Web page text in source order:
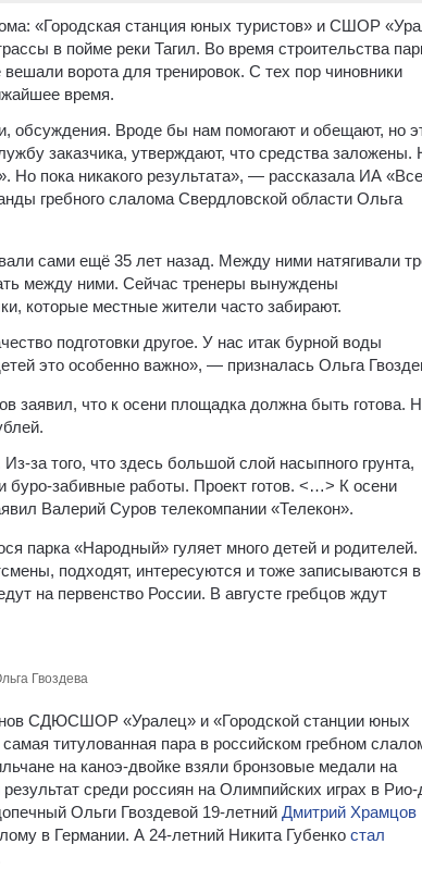
«Городская станция юных туристов» и СШОР
в пойме реки Тагил. Во время строительства
ворота для тренировок. С тех пор чиновники
время.
обсуждения. Вроде бы нам помогают и обещают, но
заказчика, утверждают, что средства заложены.
Но пока никакого результата», — рассказала ИА «Все
гребного слалома Свердловской области Ольга
сами ещё 35 лет назад. Между ними натягивали
между ними. Сейчас тренеры вынуждены
которые местные жители часто забирают.
подготовки другое. У нас итак бурной воды
это особенно важно», — призналась Ольга
заявил, что к осени площадка должна быть готова.
за того, что здесь большой слой насыпного грунта,
буро-забивные работы. Проект готов. <…> К осени
Валерий Суров телекомпании «Телекон».
парка «Народный» гуляет много детей и родителей.
подходят, интересуются и тоже записываются в
на первенство России. В августе гребцов ждут
Гвоздева
СДЮСШОР «Уралец» и «Городской станции юных
титулованная пара в российском гребном
на каноэ-двойке взяли бронзовые медали на
среди россиян на Олимпийских играх в Рио-
Ольги Гвоздевой 19-летний Дмитрий Храмцов
в Германии. А 24-летний Никита Губенко стал